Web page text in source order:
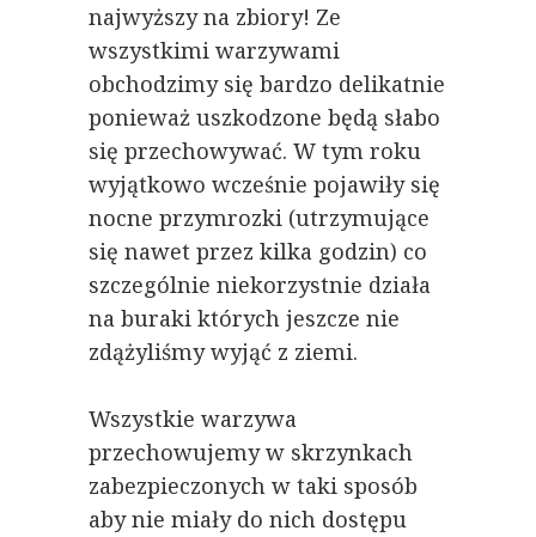
najwyższy na zbiory! Ze
wszystkimi warzywami
obchodzimy się bardzo delikatnie
ponieważ uszkodzone będą słabo
się przechowywać. W tym roku
wyjątkowo wcześnie pojawiły się
nocne przymrozki (utrzymujące
się nawet przez kilka godzin) co
szczególnie niekorzystnie działa
na buraki których jeszcze nie
zdążyliśmy wyjąć z ziemi.
Wszystkie warzywa
przechowujemy w skrzynkach
zabezpieczonych w taki sposób
aby nie miały do nich dostępu